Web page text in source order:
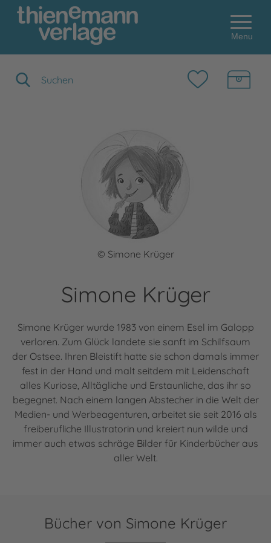
Menu
© Simone Krüger
Simone Krüger
Simone Krüger wurde 1983 von einem Esel im Galopp
verloren. Zum Glück landete sie sanft im Schilfsaum
der Ostsee. Ihren Bleistift hatte sie schon damals immer
fest in der Hand und malt seitdem mit Leidenschaft
alles Kuriose, Alltägliche und Erstaunliche, das ihr so
begegnet. Nach einem langen Abstecher in die Welt der
Medien- und Werbeagenturen, arbeitet sie seit 2016 als
freiberufliche Illustratorin und kreiert nun wilde und
immer auch etwas schräge Bilder für Kinderbücher aus
aller Welt.
Bücher von Simone Krüger